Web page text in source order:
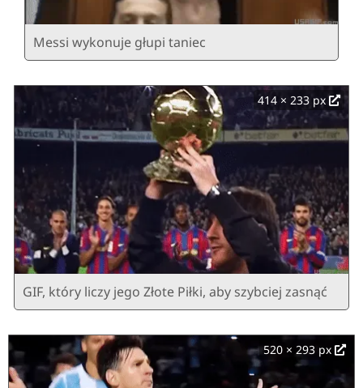
Messi wykonuje głupi taniec
414 × 233 px
GIF, który liczy jego Złote Piłki, aby szybciej zasnąć
520 × 293 px